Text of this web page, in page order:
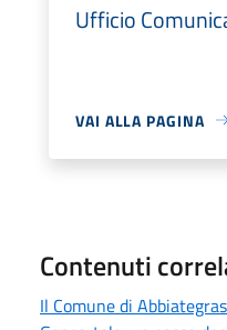
Ufficio
VAI ALLA PAGINA
Contenuti
Il Comune di